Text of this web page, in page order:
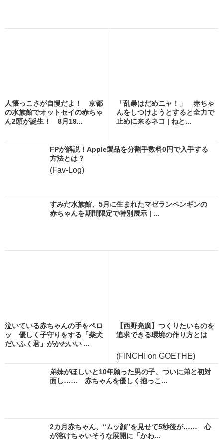
人懐っこさが自慢だよ！ 京都
の水族館でオットセイの赤ちゃ
ん2頭が誕生！ 8月19...
「乱暴はだめニャ！」 赤ちゃ
んをしつけようとすると全力で
止めに来るネコ | ねと...
FPが解説！Apple製品を分割手数料0円で入手する
方法とは？
(Fav-Log)
すみだ水族館、5月に生まれたマゼランペンギンの
赤ちゃんを期間限定で特別展示 | ...
泣いている赤ちゃんの手をペロ
ッ 優しく子守りをする「柴犬
だいふく君」がかわいい ...
【西野亮廣】つくりたいものを
追求できる環境の作り方とは
(FINCHI on GOETHE)
弟妹がほしいと10年願った男の子、ついに弟と初対
面し…… 赤ちゃんを優しく抱っこ...
2カ月赤ちゃん、“ムッ顔”を見せて5秒後が…… 心
が溶けちゃいそうな展開に「かわ...